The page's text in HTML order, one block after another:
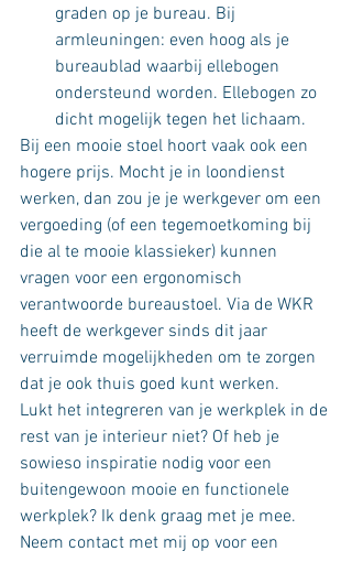
graden op je bureau. Bij
armleuningen: even hoog als je
bureaublad waarbij ellebogen
ondersteund worden. Ellebogen zo
dicht mogelijk tegen het lichaam.
Bij een mooie stoel hoort vaak ook een
hogere prijs. Mocht je in loondienst
werken, dan zou je je werkgever om een
vergoeding (of een tegemoetkoming bij
die al te mooie klassieker) kunnen
vragen voor een ergonomisch
verantwoorde bureaustoel. Via de WKR
heeft de werkgever sinds dit jaar
verruimde mogelijkheden om te zorgen
dat je ook thuis goed kunt werken.
Lukt het integreren van je werkplek in de
rest van je interieur niet? Of heb je
sowieso inspiratie nodig voor een
buitengewoon mooie en functionele
werkplek? Ik denk graag met je mee.
Neem contact met mij op voor een